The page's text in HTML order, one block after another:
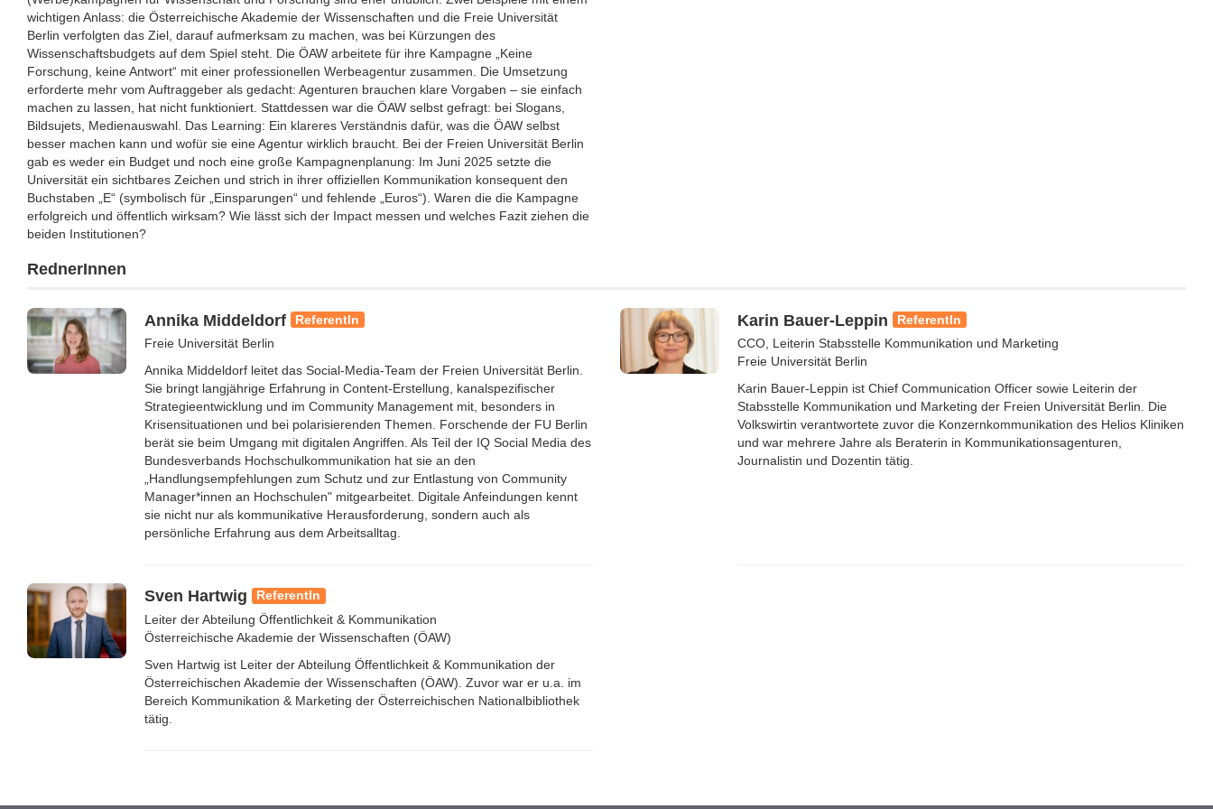
wichtigen Anlass: die Österreichische Akademie der Wissenschaften und die Freie Universität
Berlin verfolgten das Ziel, darauf aufmerksam zu machen, was bei Kürzungen des
Wissenschaftsbudgets auf dem Spiel steht. Die ÖAW arbeitete für ihre Kampagne „Keine
Forschung, keine Antwort“ mit einer professionellen Werbeagentur zusammen. Die Umsetzung
erforderte mehr vom Auftraggeber als gedacht: Agenturen brauchen klare Vorgaben – sie einfach
machen zu lassen, hat nicht funktioniert. Stattdessen war die ÖAW selbst gefragt: bei Slogans,
Bildsujets, Medienauswahl. Das Learning: Ein klareres Verständnis dafür, was die ÖAW selbst
besser machen kann und wofür sie eine Agentur wirklich braucht. Bei der Freien Universität Berlin
gab es weder ein Budget und noch eine große Kampagnenplanung: Im Juni 2025 setzte die
Universität ein sichtbares Zeichen und strich in ihrer offiziellen Kommunikation konsequent den
Buchstaben „E“ (symbolisch für „Einsparungen“ und fehlende „Euros“). Waren die die Kampagne
erfolgreich und öffentlich wirksam? Wie lässt sich der Impact messen und welches Fazit ziehen die
beiden Institutionen?
RednerInnen
Annika Middeldorf ReferentIn
Freie Universität Berlin
Annika Middeldorf leitet das Social-Media-Team der Freien Universität Berlin.
Sie bringt langjährige Erfahrung in Content-Erstellung, kanalspezifischer
Strategieentwicklung und im Community Management mit, besonders in
Krisensituationen und bei polarisierenden Themen. Forschende der FU Berlin
berät sie beim Umgang mit digitalen Angriffen. Als Teil der IQ Social Media des
Bundesverbands Hochschulkommunikation hat sie an den
„Handlungsempfehlungen zum Schutz und zur Entlastung von Community
Manager*innen an Hochschulen" mitgearbeitet. Digitale Anfeindungen kennt
sie nicht nur als kommunikative Herausforderung, sondern auch als
persönliche Erfahrung aus dem Arbeitsalltag.
Karin Bauer-Leppin ReferentIn
CCO, Leiterin Stabsstelle Kommunikation und Marketing
Freie Universität Berlin
Karin Bauer-Leppin ist Chief Communication Officer sowie Leiterin der
Stabsstelle Kommunikation und Marketing der Freien Universität Berlin. Die
Volkswirtin verantwortete zuvor die Konzernkommunikation des Helios Kliniken
und war mehrere Jahre als Beraterin in Kommunikationsagenturen,
Journalistin und Dozentin tätig.
Sven Hartwig ReferentIn
Leiter der Abteilung Öffentlichkeit & Kommunikation
Österreichische Akademie der Wissenschaften (ÖAW)
Sven Hartwig ist Leiter der Abteilung Öffentlichkeit & Kommunikation der
Österreichischen Akademie der Wissenschaften (ÖAW). Zuvor war er u.a. im
Bereich Kommunikation & Marketing der Österreichischen Nationalbibliothek
tätig.